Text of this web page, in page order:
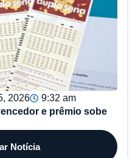
2026
9:32 am
e prêmio sobe
Notícia